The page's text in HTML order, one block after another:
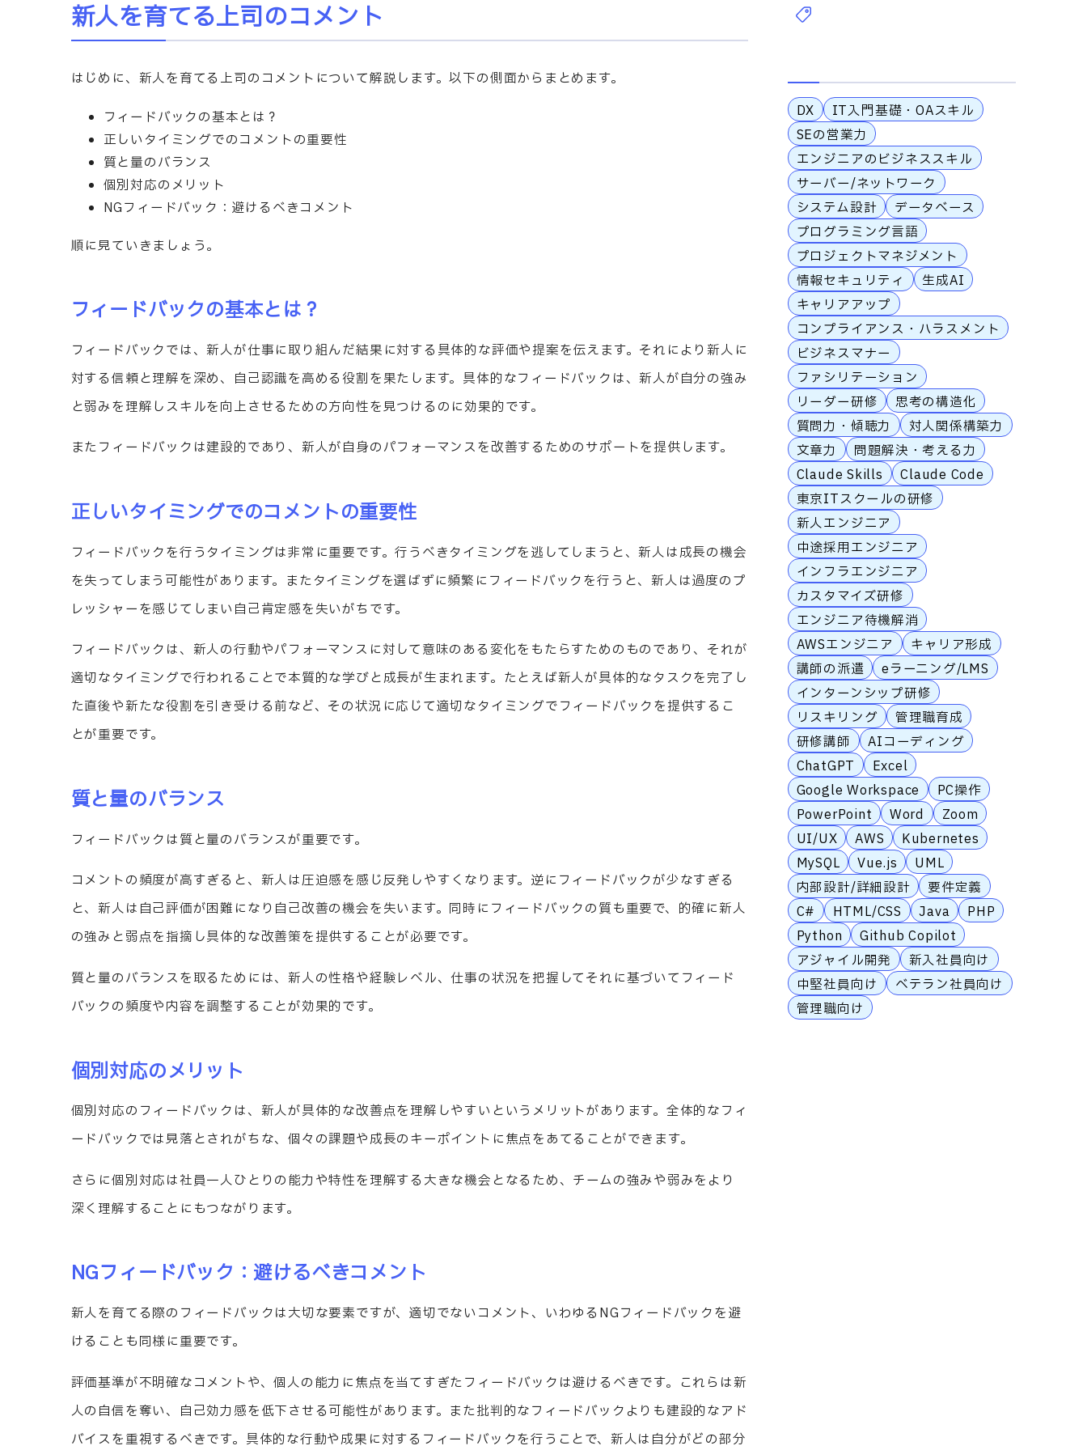
新人を育てる上司のコメント
はじめに、新人を育てる上司のコメントについて解説します。以下の側面からまとめます。
フィードバックの基本とは？
正しいタイミングでのコメントの重要性
質と量のバランス
個別対応のメリット
NGフィードバック：避けるべきコメント
順に見ていきましょう。
フィードバックの基本とは？
フィードバックでは、新人が仕事に取り組んだ結果に対する具体的な評価や提案を伝えます。それにより新人に
対する信頼と理解を深め、自己認識を高める役割を果たします。具体的なフィードバックは、新人が自分の強み
と弱みを理解しスキルを向上させるための方向性を見つけるのに効果的です。
またフィードバックは建設的であり、新人が自身のパフォーマンスを改善するためのサポートを提供します。
正しいタイミングでのコメントの重要性
フィードバックを行うタイミングは非常に重要です。行うべきタイミングを逃してしまうと、新人は成長の機会
を失ってしまう可能性があります。またタイミングを選ばずに頻繁にフィードバックを行うと、新人は過度のプ
レッシャーを感じてしまい自己肯定感を失いがちです。
フィードバックは、新人の行動やパフォーマンスに対して意味のある変化をもたらすためのものであり、それが
適切なタイミングで行われることで本質的な学びと成長が生まれます。たとえば新人が具体的なタスクを完了し
た直後や新たな役割を引き受ける前など、その状況に応じて適切なタイミングでフィードバックを提供するこ
とが重要です。
質と量のバランス
フィードバックは質と量のバランスが重要です。
コメントの頻度が高すぎると、新人は圧迫感を感じ反発しやすくなります。逆にフィードバックが少なすぎる
と、新人は自己評価が困難になり自己改善の機会を失います。同時にフィードバックの質も重要で、的確に新人
の強みと弱点を指摘し具体的な改善策を提供することが必要です。
質と量のバランスを取るためには、新人の性格や経験レベル、仕事の状況を把握してそれに基づいてフィード
バックの頻度や内容を調整することが効果的です。
個別対応のメリット
個別対応のフィードバックは、新人が具体的な改善点を理解しやすいというメリットがあります。全体的なフィ
ードバックでは見落とされがちな、個々の課題や成長のキーポイントに焦点をあてることができます。
さらに個別対応は社員一人ひとりの能力や特性を理解する大きな機会となるため、チームの強みや弱みをより
深く理解することにもつながります。
NGフィードバック：避けるべきコメント
新人を育てる際のフィードバックは大切な要素ですが、適切でないコメント、いわゆるNGフィードバックを避
けることも同様に重要です。
評価基準が不明確なコメントや、個人の能力に焦点を当てすぎたフィードバックは避けるべきです。これらは新
人の自信を奪い、自己効力感を低下させる可能性があります。また批判的なフィードバックよりも建設的なアド
バイスを重視するべきです。具体的な行動や成果に対するフィードバックを行うことで、新人は自分がどの部分
DX
IT入門基礎・OAスキル
SEの営業力
エンジニアのビジネススキル
サーバー/ネットワーク
システム設計 データベース
プログラミング言語
プロジェクトマネジメント
情報セキュリティ
生成AI
キャリアアップ
コンプライアンス・ハラスメント
ビジネスマナー
ファシリテーション
リーダー研修
思考の構造化
質問力・傾聴力
対人関係構築力
文章力
問題解決・考える力
Claude Skills
Claude Code
東京ITスクールの研修
新人エンジニア
中途採用エンジニア
インフラエンジニア
カスタマイズ研修
エンジニア待機解消
AWSエンジニア
キャリア形成
講師の派遣
eラーニング/LMS
インターンシップ研修
リスキリング
管理職育成
研修講師
AIコーディング
ChatGPT
Excel
Google Workspace
PC操作
PowerPoint
Word
Zoom
UI/UX
AWS
Kubernetes
MySQL
Vue.js
UML
内部設計/詳細設計
要件定義
C#
HTML/CSS Java
PHP
Python
Github Copilot
アジャイル開発
新入社員向け
中堅社員向け
ベテラン社員向け
管理職向け